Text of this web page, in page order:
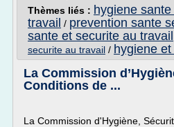
Thèmes liés : hygiene
travail / prevention sante
sante et securite au travail
securite au travail / hygiene
La Commission
Conditions de ...
La Commission d'Hygiène,